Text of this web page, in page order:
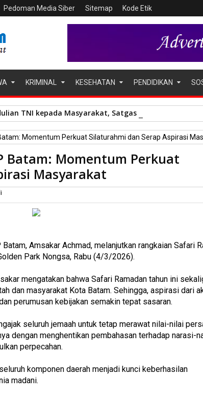
Pedoman Media Siber Sitemap Kode Etik
KRIMINAL KESEHATAN PENDIDIKAN
TNI kepada Masyarakat, Satgas Yonif 136/Tuah
Momentum Perkuat Silaturahmi dan Serap Aspirasi
Batam: Momentum Perkuat
Masyarakat
Amsakar Achmad, melanjutkan rangkaian Safari
Park Nongsa, Rabu (4/3/2026).
mengatakan bahwa Safari Ramadan tahun ini
dan masyarakat Kota Batam. Sehingga, aspirasi dari
perumusan kebijakan semakin tepat sasaran.
seluruh jemaah untuk tetap merawat nilai-nilai
dengan menghentikan pembahasan terhadap narasi-
perpecahan.
komponen daerah menjadi kunci keberhasilan
madani.